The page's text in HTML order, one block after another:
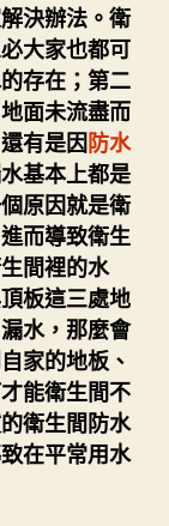
決辦法。衛
大家也都可
存在；第二
面未流盡而
有是因防水
基本上都是
原因就是衛
而導致衛生
間裡的水
板這三處地
水，那麼會
家的地板、
能衛生間不
衛生間防水
在平常用水